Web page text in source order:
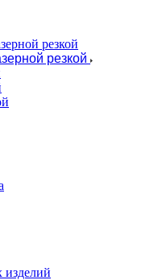
резкой
изделий